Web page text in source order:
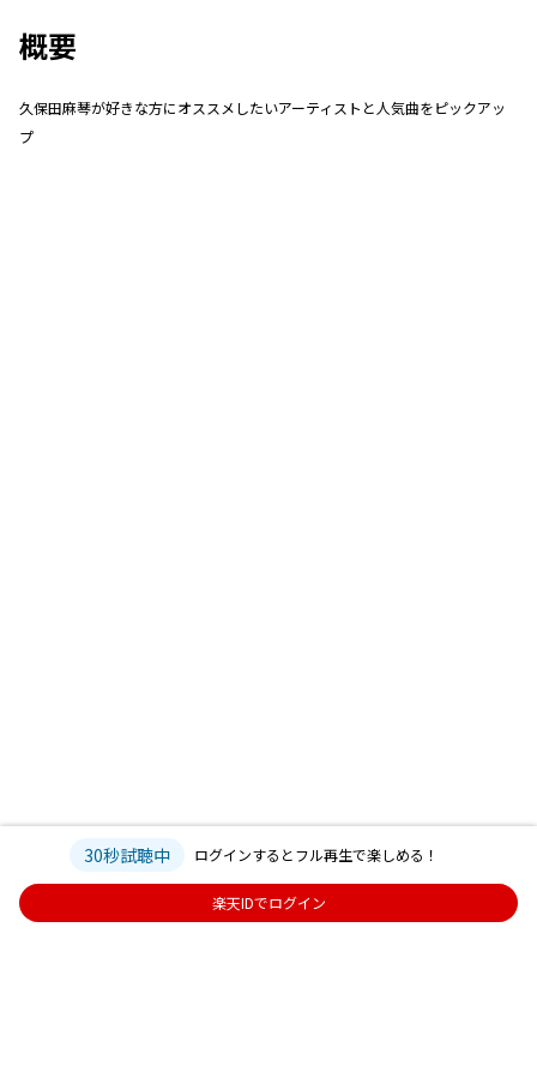
概要
久保田麻琴が好きな方にオススメしたいアーティストと人気曲をピックアッ
プ
30秒試聴中 ログインするとフル再生で楽しめる！
楽天IDでログイン